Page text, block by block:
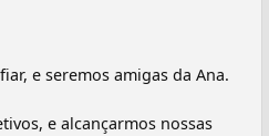
e seremos amigas da Ana.
e alcançarmos nossas